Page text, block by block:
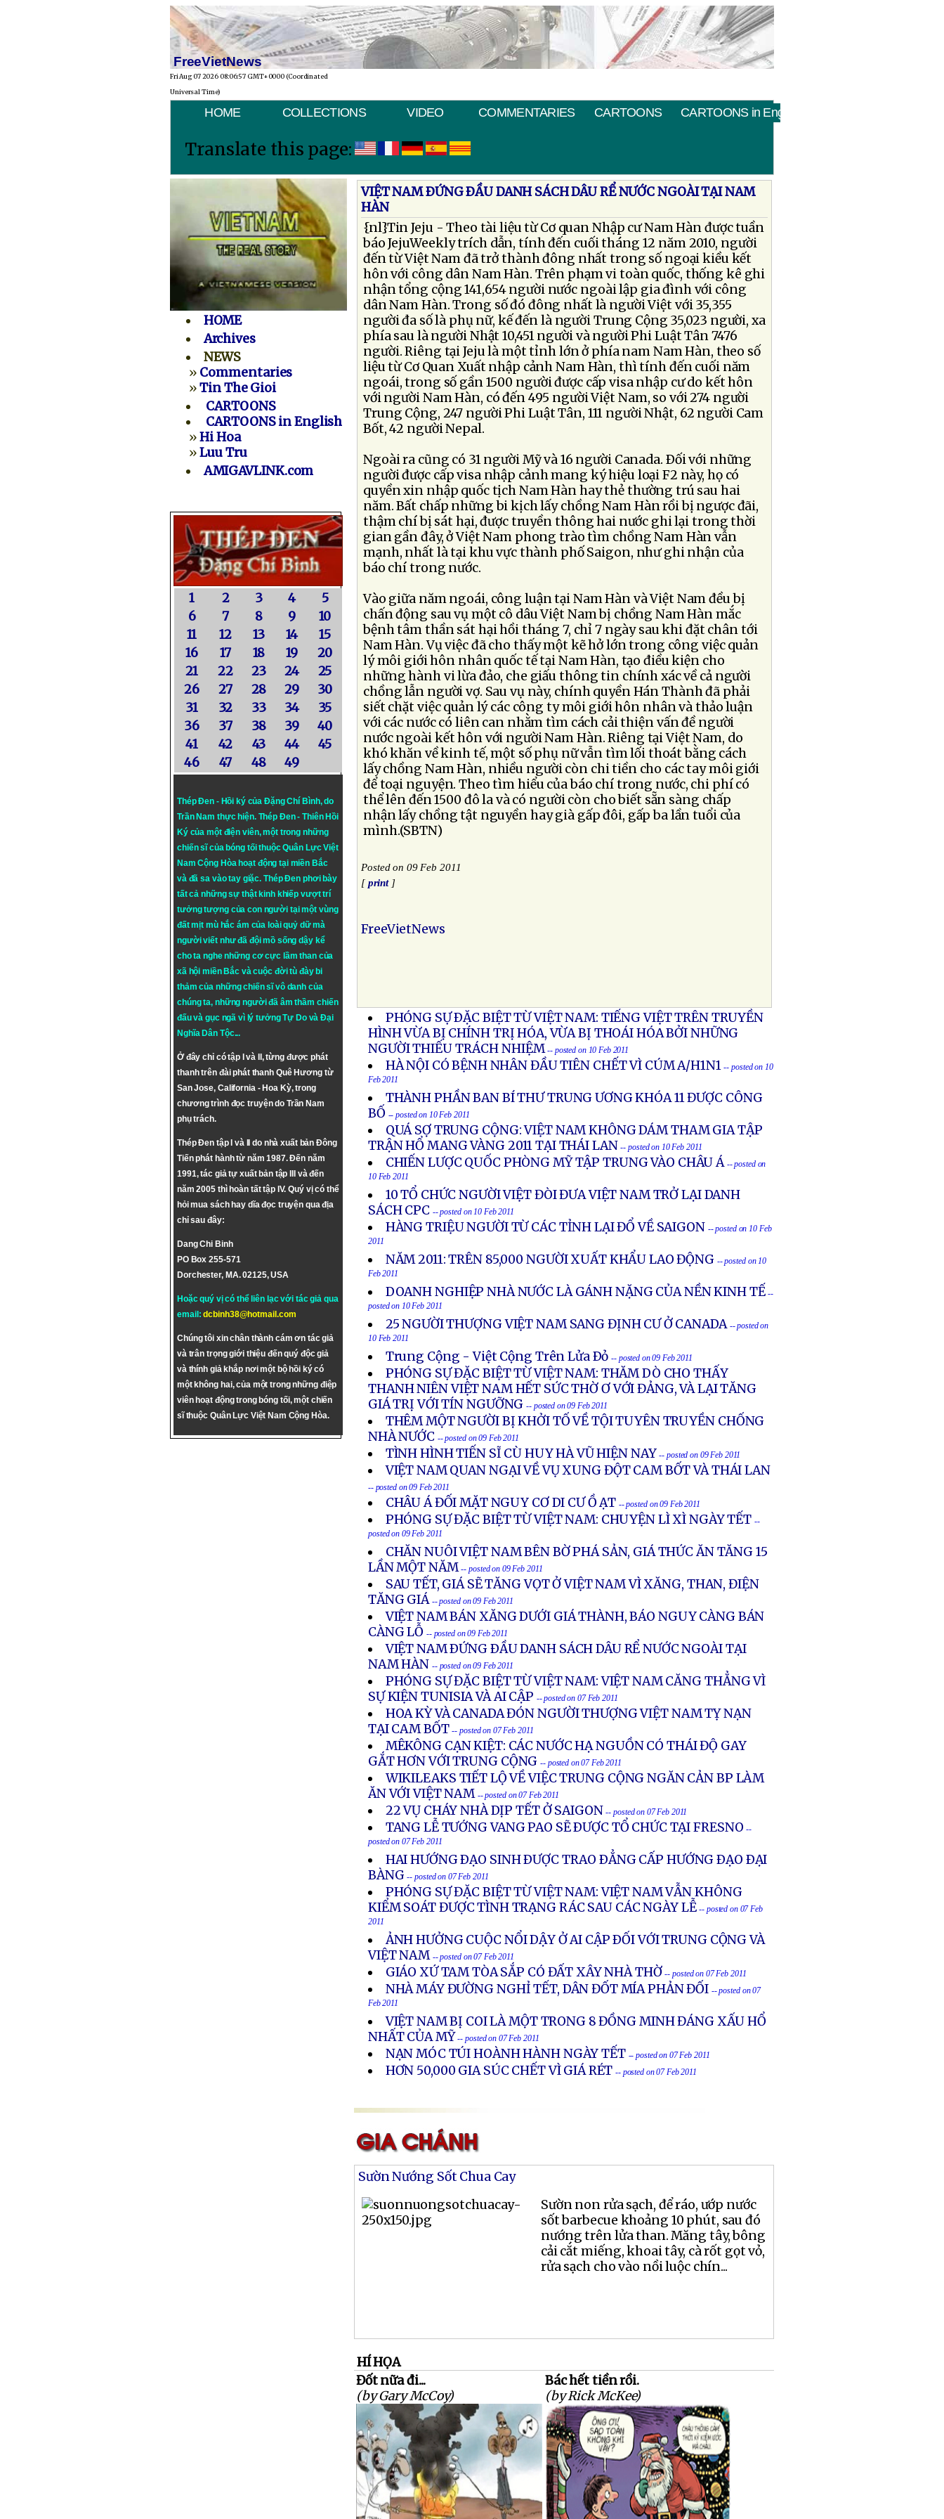
FreeVietNews
Fri Aug 07 2026 08:06:57 GMT+0000 (Coordinated
Universal Time)
HOME COLLECTIONS VIDEO COMMENTARIES CARTOONS CARTOONS in English
Translate this page:
HOME
Archives
NEWS
» Commentaries
»Tin The Gioi
CARTOONS
CARTOONS in English
»Hi Hoa
»Luu Tru
AMIGAVLINK.com
1 2 3 4
5
6
7 8 9
10
11
12 13 14
15
16
17 18 19
20
21
22 23 24
25
26
27 28 29
30
31
32 33 34
35
36
37 38 39
40
41
42 43 44
45
46
47 48 49
Thép Đen - Hồi ký của Đặng Chí Bình, do
Trần Nam thực hiện. Thép Đen- Thiên Hồi
Ký của một điện viên, một trong những
chiến sĩ của bóng tối thuộc Quân Lực Việt
Nam Cộng Hòa hoạt động tại miền Bắc
và đã sa vào tay giặc. Thép Đen phơi bày
tất cả những sự thật kinh khiếp vượt trí
tưởng tượng của con người tại một vùng
đất mịt mù hắc ám của loài quỷ dữ mà
người viết như đã đội mồ sống dậy kể
cho ta nghe những cơ cực lầm than của
xã hội miền Bắc và cuộc đời tù đày bi
thảm của những chiến sĩ vô danh của
chúng ta, những người đã âm thầm chiến
đấu và gục ngã vì lý tưởngTự DovàĐại
Nghĩa Dân Tộc...
Ở đây chỉ có tập I và II, từng được phát
thanh trên đài phát thanh Quê Hương từ
San Jose, California - Hoa Kỳ, trong
chương trình đọc truyện do Trần Nam
phụ trách.
Thép Đen tập I và II do nhà xuất bản Đông
Tiến phát hành từ năm 1987. Đến năm
1991, tác giả tự xuất bản tập III và đến
năm 2005 thì hoàn tất tập IV. Quý vị có thể
hỏi mua sách hay dĩa đọc truyện qua địa
chỉ sau đây:
Dang Chi Binh
PO Box 255-571
Dorchester, MA. 02125, USA
Hoặc quý vị có thể liên lạc với tác giả qua
email:dcbinh38@hotmail.com
Chúng tôi xin chân thành cám ơn tác giả
và trân trọng giới thiệu đến quý độc giả
và thính giả khắp nơi một bộ hồi ký có
một không hai, của một trong những điệp
viên hoạt động trong bóng tối, một chiến
sĩ thuộc Quân Lực Việt Nam Cộng Hòa.
VIỆT NAM ÐỨNG ÐẦU DANH SÁCH DÂU RỂ NƯỚC NGOÀI TẠI NAM
HÀN
{nl}Tin Jeju - Theo tài liệu từ Cơ quan Nhập cư Nam Hàn được tuần
báo JejuWeekly trích dẫn, tính đến cuối tháng 12 năm 2010, người
đến từ Việt Nam đã trở thành đông nhất trong số ngoại kiều kết
hôn với công dân Nam Hàn. Trên phạm vi toàn quốc, thống kê ghi
nhận tổng cộng 141,654 người nước ngoài lập gia đình với công
dân Nam Hàn. Trong số đó đông nhất là người Việt với 35,355
người đa số là phụ nữ, kế đến là người Trung Cộng 35,023 người, xa
phía sau là người Nhật 10,451 người và người Phi Luật Tân 7476
người. Riêng tại Jeju là một tỉnh lớn ở phía nam Nam Hàn, theo số
liệu từ Cơ Quan Xuất nhập cảnh Nam Hàn, thì tính đến cuối năm
ngoái, trong số gần 1500 người được cấp visa nhập cư do kết hôn
với người Nam Hàn, có đến 495 người Việt Nam, so với 274 người
Trung Cộng, 247 người Phi Luật Tân, 111 người Nhật, 62 người Cam
Bốt, 42 người Nepal.
Ngoài ra cũng có 31 người Mỹ và 16 người Canada. Ðối với những
người được cấp visa nhập cảnh mang ký hiệu loại F2 này, họ có
quyền xin nhập quốc tịch Nam Hàn hay thẻ thường trú sau hai
năm. Bất chấp những bi kịch lấy chồng Nam Hàn rồi bị ngược đãi,
thậm chí bị sát hại, được truyền thông hai nước ghi lại trong thời
gian gần đây, ở Việt Nam phong trào tìm chồng Nam Hàn vẫn
mạnh, nhất là tại khu vực thành phố Saigon, như ghi nhận của
báo chí trong nước.
Vào giữa năm ngoái, công luận tại Nam Hàn và Việt Nam đều bị
chấn động sau vụ một cô dâu Việt Nam bị chồng Nam Hàn mắc
bệnh tâm thần sát hại hồi tháng 7, chỉ 7 ngày sau khi đặt chân tới
Nam Hàn. Vụ việc đã cho thấy một kẽ hở lớn trong công việc quản
lý môi giới hôn nhân quốc tế tại Nam Hàn, tạo điều kiện cho
những hành vi lừa đảo, che giấu thông tin chính xác về cả người
chồng lẫn người vợ. Sau vụ này, chính quyền Hán Thành đã phải
siết chặt việc quản lý các công ty môi giới hôn nhân và thảo luận
với các nước có liên can nhằm tìm cách cải thiện vấn đề người
nước ngoài kết hôn với người Nam Hàn. Riêng tại Việt Nam, do
khó khăn về kinh tế, một số phụ nữ vẫn tìm lối thoát bằng cách
lấy chồng Nam Hàn, nhiều người còn chi tiền cho các tay môi giới
để toại nguyện. Theo tìm hiểu của báo chí trong nước, chi phí có
thể lên đến 1500 đô la và có người còn cho biết sẵn sàng chấp
nhận lấy chồng tật nguyền hay già gấp đôi, gấp ba lần tuổi của
mình.(SBTN)
Posted on 09 Feb 2011
[print]
FreeVietNews
PHÓNG SỰ ÐẶC BIỆT TỪ VIỆT NAM: TIẾNG VIỆT TRÊN TRUYỀN
HÌNH VỪA BỊ CHÍNH TRỊ HÓA, VỪA BỊ THOÁI HÓA BỞI NHỮNG
NGƯỜI THIẾU TRÁCH NHIỆM -- posted on 10 Feb 2011
HÀ NỘI CÓ BỆNH NHÂN ĐẦU TIÊN CHẾT VÌ CÚM A/H1N1 -- posted on 10
Feb 2011
THÀNH PHẦN BAN BÍ THƯ TRUNG ƯƠNG KHÓA 11 ĐƯỢC CÔNG
BỐ -- posted on 10 Feb 2011
QUÁ SỢ TRUNG CỘNG: VIỆT NAM KHÔNG DÁM THAM GIA TẬP
TRẬN HỔ MANG VÀNG 2011 TẠI THÁI LAN -- posted on 10 Feb 2011
CHIẾN LƯỢC QUỐC PHÒNG MỸ TẬP TRUNG VÀO CHÂU Á -- posted on
10 Feb 2011
10 TỔ CHỨC NGƯỜI VIỆT ĐÒI ĐƯA VIỆT NAM TRỞ LẠI DANH
SÁCH CPC -- posted on 10 Feb 2011
HÀNG TRIỆU NGƯỜI TỪ CÁC TỈNH LẠI ĐỔ VỀ SAIGON -- posted on 10 Feb
2011
NĂM 2011: TRÊN 85,000 NGƯỜI XUẤT KHẨU LAO ĐỘNG -- posted on 10
Feb 2011
DOANH NGHIỆP NHÀ NƯỚC LÀ GÁNH NẶNG CỦA NỀN KINH TẾ --
posted on 10 Feb 2011
25 NGƯỜI THƯỢNG VIỆT NAM SANG ĐỊNH CƯ Ở CANADA -- posted on
10 Feb 2011
Trung Cộng - Việt Cộng Trên Lửa Ðỏ -- posted on 09 Feb 2011
PHÓNG SỰ ĐẶC BIỆT TỪ VIỆT NAM: THĂM DÒ CHO THẤY
THANH NIÊN VIỆT NAM HẾT SỨC THỜ Ơ VỚI ĐẢNG, VÀ LẠI TĂNG
GIÁ TRỊ VỚI TÍN NGƯỠNG -- posted on 09 Feb 2011
THÊM MỘT NGƯỜI BỊ KHỞI TỐ VỀ TỘI TUYÊN TRUYỀN CHỐNG
NHÀ NƯỚC -- posted on 09 Feb 2011
TÌNH HÌNH TIẾN SĨ CÙ HUY HÀ VŨ HIỆN NAY -- posted on 09 Feb 2011
VIỆT NAM QUAN NGẠI VỀ VỤ XUNG ĐỘT CAM BỐT VÀ THÁI LAN
-- posted on 09 Feb 2011
CHÂU Á ĐỐI MẶT NGUY CƠ DI CƯ Ồ ẠT -- posted on 09 Feb 2011
PHÓNG SỰ ĐẶC BIỆT TỪ VIỆT NAM: CHUYỆN LÌ XÌ NGÀY TẾT --
posted on 09 Feb 2011
CHĂN NUÔI VIỆT NAM BÊN BỜ PHÁ SẢN, GIÁ THỨC ĂN TĂNG 15
LẦN MỘT NĂM -- posted on 09 Feb 2011
SAU TẾT, GIÁ SẼ TĂNG VỌT Ở VIỆT NAM VÌ XĂNG, THAN, ĐIỆN
TĂNG GIÁ -- posted on 09 Feb 2011
VIỆT NAM BÁN XĂNG DƯỚI GIÁ THÀNH, BÁO NGUY CÀNG BÁN
CÀNG LỖ -- posted on 09 Feb 2011
VIỆT NAM ÐỨNG ÐẦU DANH SÁCH DÂU RỂ NƯỚC NGOÀI TẠI
NAM HÀN -- posted on 09 Feb 2011
PHÓNG SỰ ĐẶC BIỆT TỪ VIỆT NAM: VIỆT NAM CĂNG THẲNG VÌ
SỰ KIỆN TUNISIA VÀ AI CẬP -- posted on 07 Feb 2011
HOA KỲ VÀ CANADA ĐÓN NGƯỜI THƯỢNG VIỆT NAM TỴ NẠN
TẠI CAM BỐT-- posted on 07 Feb 2011
MÊKÔNG CẠN KIỆT: CÁC NƯỚC HẠ NGUỒN CÓ THÁI ĐỘ GAY
GẮT HƠN VỚI TRUNG CỘNG -- posted on 07 Feb 2011
WIKILEAKS TIẾT LỘ VỀ VIỆC TRUNG CỘNG NGĂN CẢN BP LÀM
ĂN VỚI VIỆT NAM -- posted on 07 Feb 2011
22 VỤ CHÁY NHÀ DỊP TẾT Ở SAIGON -- posted on 07 Feb 2011
TANG LỄ TƯỚNG VANG PAO SẼ ÐƯỢC TỔ CHỨC TẠI FRESNO--
posted on 07 Feb 2011
HAI HƯỚNG ÐẠO SINH ÐƯỢC TRAO ÐẲNG CẤP HƯỚNG ÐẠO ÐẠI
BÀNG -- posted on 07 Feb 2011
PHÓNG SỰ ĐẶC BIỆT TỪ VIỆT NAM: VIỆT NAM VẪN KHÔNG
KIỂM SOÁT ĐƯỢC TÌNH TRẠNG RÁC SAU CÁC NGÀY LỄ -- posted on 07 Feb
2011
ẢNH HƯỞNG CUỘC NỔI DẬY Ở AI CẬP ÐỐI VỚI TRUNG CỘNG VÀ
VIỆT NAM -- posted on 07 Feb 2011
GIÁO XỨ TAM TÒA SẮP CÓ ĐẤT XÂY NHÀ THỜ-- posted on 07 Feb 2011
NHÀ MÁY ĐƯỜNG NGHỈ TẾT, DÂN ĐỐT MÍA PHẢN ĐỐI -- posted on 07
Feb 2011
VIỆT NAM BỊ COI LÀ MỘT TRONG 8 ĐỒNG MINH ĐÁNG XẤU HỔ
NHẤT CỦA MỸ-- posted on 07 Feb 2011
NẠN MÓC TÚI HOÀNH HÀNH NGÀY TẾT -- posted on 07 Feb 2011
HƠN 50,000 GIA SÚC CHẾT VÌ GIÁ RÉT-- posted on 07 Feb 2011
Sườn Nướng Sốt Chua Cay
Sườn non rửa sạch, để ráo, ướp nước
sốt barbecue khoảng 10 phút, sau đó
nướng trên lửa than. Măng tây, bông
cải cắt miếng, khoai tây, cà rốt gọt vỏ,
rửa sạch cho vào nồi luộc chín...
HÍ HỌA
Đốt nữa đi...
(by Gary McCoy)
Bác hết tiền rồi.
(by Rick McKee)